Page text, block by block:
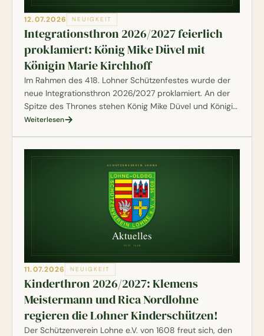
12.07.2026 NEUIGKEIT
Integrationsthron 2026/2027 feierlich
proklamiert: König Mike Düvel mit
Königin Marie Kirchhoff
Im Rahmen des 418. Lohner Schützenfestes wurde der
neue Integrationsthron 2026/2027 proklamiert. An der
Spitze des Thrones stehen König Mike Düvel und Königin
Marie Kirchhoff. Gemeinsam mit ihrem Hofstaat werden
Weiterlesen
11.07.2026 NEUIGKEIT
Kinderthron 2026/2027: Klemens
Meistermann und Rica Nordlohne
regieren die Lohner Kinderschützen!
Der Schützenverein Lohne e.V. von 1608 freut sich, den